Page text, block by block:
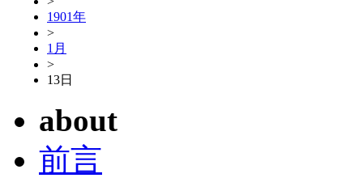
1901年
>
1月
>
13日
about
前言